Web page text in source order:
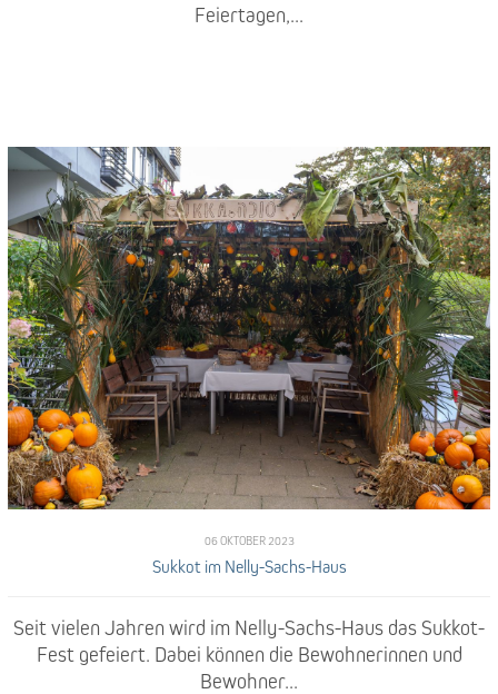
Feiertagen,...
06 OKTOBER 2023
Sukkot im Nelly-Sachs-Haus
Seit vielen Jahren wird im Nelly-Sachs-Haus das Sukkot-
Fest gefeiert. Dabei können die Bewohnerinnen und
Bewohner...